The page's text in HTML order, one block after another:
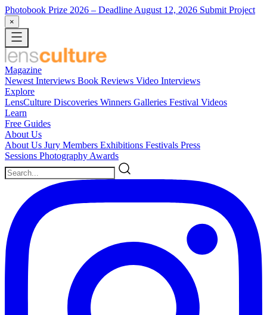
Photobook Prize 2026 – Deadline August 12, 2026 Submit Project
×
Magazine
Newest Interviews Book Reviews Video Interviews
Explore
LensCulture Discoveries Winners Galleries Festival Videos
Learn
Free Guides
About Us
About Us Jury Members Exhibitions Festivals Press
Sessions Photography Awards